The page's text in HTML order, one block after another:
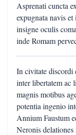
Asprenati cuncta
expugnata navis
insigne oculis
inde Romam
In civitate discordi
inter libertatem ac
magnis motibus
potentia ingenio
Annium Faustum
Neronis